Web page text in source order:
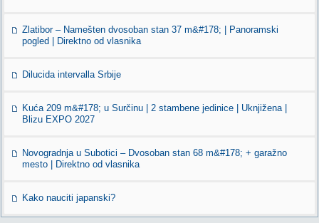
Zlatibor – Namešten dvosoban stan 37 m&#178; | Panoramski
pogled | Direktno od vlasnika
Dilucida intervalla Srbije
Kuća 209 m&#178; u Surčinu | 2 stambene jedinice | Uknjižena |
Blizu EXPO 2027
Novogradnja u Subotici – Dvosoban stan 68 m&#178; + garažno
mesto | Direktno od vlasnika
Kako nauciti japanski?